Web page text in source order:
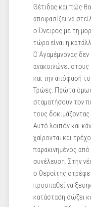
Θέτιδας και πώς
αποφασίζει να
ο Όνειρος με τη
τώρα είναι η
Ο Αγαμέμνονας δεν
ανακοινώνει
και την απόφασή
Τρώες. Πρώτα όμως
σταματήσουν τον
τους
Αυτό λοιπόν και
χαίρονται και
παρακινημένος
συνέλευση. Στην
ο Θερσίτης
προσπαθεί να
κατάσταση σώζει